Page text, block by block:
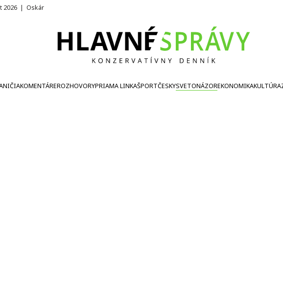
2026 | Oskár
KOMENTÁREROZHOVORYPRIAMA LINKAŠPORTČESKYSVETONÁZOREKONOMIKAKULTÚRA